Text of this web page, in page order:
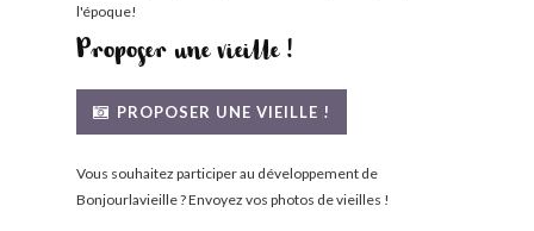
l'époque!
Proposer une vieille !
PROPOSER UNE VIEILLE !
Vous souhaitez participer au développement de
Bonjourlavieille ? Envoyez vos photos de vieilles !